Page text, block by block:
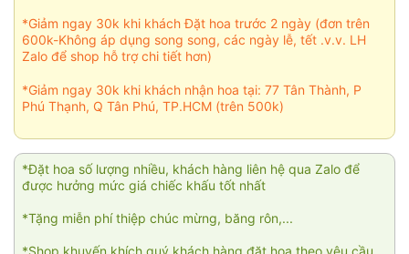
*Giảm ngay 30k khi khách Đặt hoa trước 2 ngày (đơn trên
600k-Không áp dụng song song, các ngày lễ, tết .v.v. LH
Zalo để shop hỗ trợ chi tiết hơn)
*Giảm ngay 30k khi khách nhận hoa tại: 77 Tân Thành, P
Phú Thạnh, Q Tân Phú, TP.HCM (trên 500k)
*Đặt hoa số lượng nhiều, khách hàng liên hệ qua Zalo để
được hưởng mức giá chiếc khấu tốt nhất
*Tặng miễn phí thiệp chúc mừng, băng rôn,...